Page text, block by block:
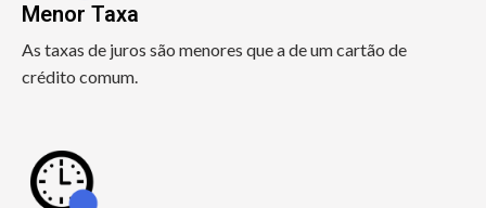
Menor Taxa
As taxas de juros são menores que a de um cartão de
crédito comum.